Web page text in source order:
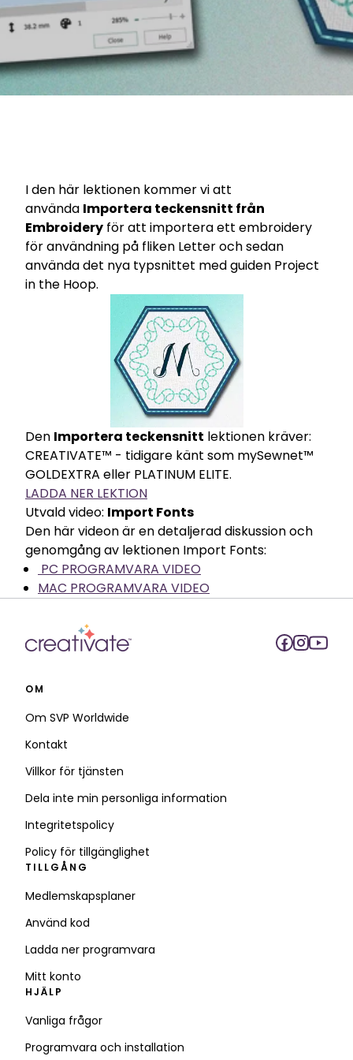
I den här lektionen kommer vi att
använda Importera teckensnitt från
Embroidery för att importera ett embroidery
för användning på fliken Letter och sedan
använda det nya typsnittet med guiden Project
in the Hoop.
Den Importera teckensnitt lektionen kräver:
CREATIVATE™ - tidigare känt som mySewnet™
GOLDEXTRA eller PLATINUM ELITE.
LADDA NER LEKTION
Utvald video: Import Fonts
Den här videon är en detaljerad diskussion och
genomgång av lektionen Import Fonts:
PC PROGRAMVARA VIDEO
MAC PROGRAMVARA VIDEO
OM
Om SVP Worldwide
Kontakt
Villkor för tjänsten
Dela inte min personliga information
Integritetspolicy
Policy för tillgänglighet
TILLGÅNG
Medlemskapsplaner
Använd kod
Ladda ner programvara
Mitt konto
HJÄLP
Vanliga frågor
Programvara och installation